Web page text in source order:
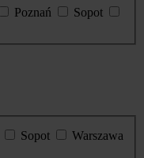
Poznań
Sopot
Sopot
Warszawa